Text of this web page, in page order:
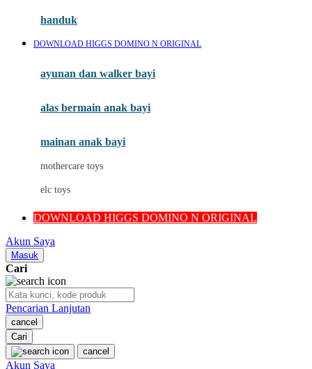
My Buddy Tag
My K
Oh Ma Grain
P
handuk
DOWNLOAD HIGGS DOMINO N ORIGINAL
ayunan dan walker bayi
alas bermain anak bayi
mainan anak bayi
mothercare toys
elc toys
DOWNLOAD HIGGS DOMINO N ORIGINAL
Akun Saya
Masuk
Cari
Pencarian Lanjutan
cancel
Cari
cancel
Akun Saya